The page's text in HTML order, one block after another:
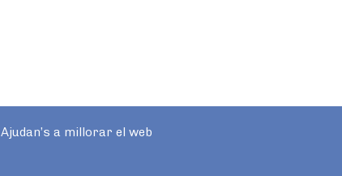
Ajudan’s a millorar el web